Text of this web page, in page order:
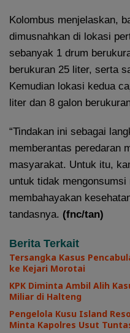
Kolombus menjelaskan,
dimusnahkan di lokasi
sebanyak 1 drum
berukuran 25 liter, serta
Kemudian lokasi kedua
liter dan 8 galon
“Tindakan ini sebagai
memberantas peredaran
masyarakat. Untuk itu,
untuk tidak
membahayakan
tandasnya. (fnc/tan)
Berita Terkait
Tersangka Kasus
ke Kejari Morotai
KPK Diminta Ambil Alih
Miliar di Halteng
Pengelola Kusu Island
Minta Kapolres Usut